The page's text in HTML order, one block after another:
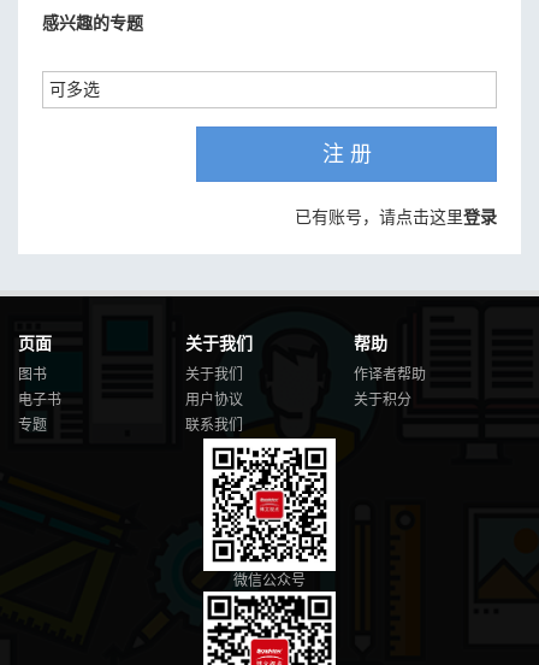
感兴趣的专题
注 册
已有账号，请点击这里登录
页面
图书
电子书
专题
关于我们
关于我们
用户协议
联系我们
帮助
作译者帮助
关于积分
微信公众号